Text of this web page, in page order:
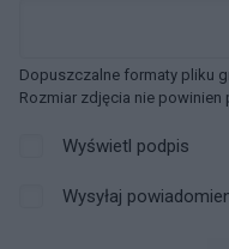
Dopuszczalne formaty pliku
Rozmiar zdjęcia nie powinien
Wyświetl podpis
Wysyłaj